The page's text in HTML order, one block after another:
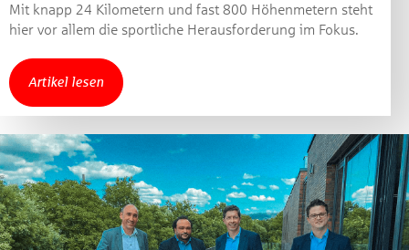
Mit knapp 24 Kilometern und fast 800 Höhenmetern steht
hier vor allem die sportliche Herausforderung im Fokus.
Artikel lesen
Jetzt mitmachen und
Dezember 2021 verlosen wir 10 Gutscheine des
Treffpunkt Gold der Kreissparkasse Göppingen im Wert
von je 30 Euro.
Beantworten Sie einfach folgende Frage:
Welches Jubiläum feiert die Kreissparkasse